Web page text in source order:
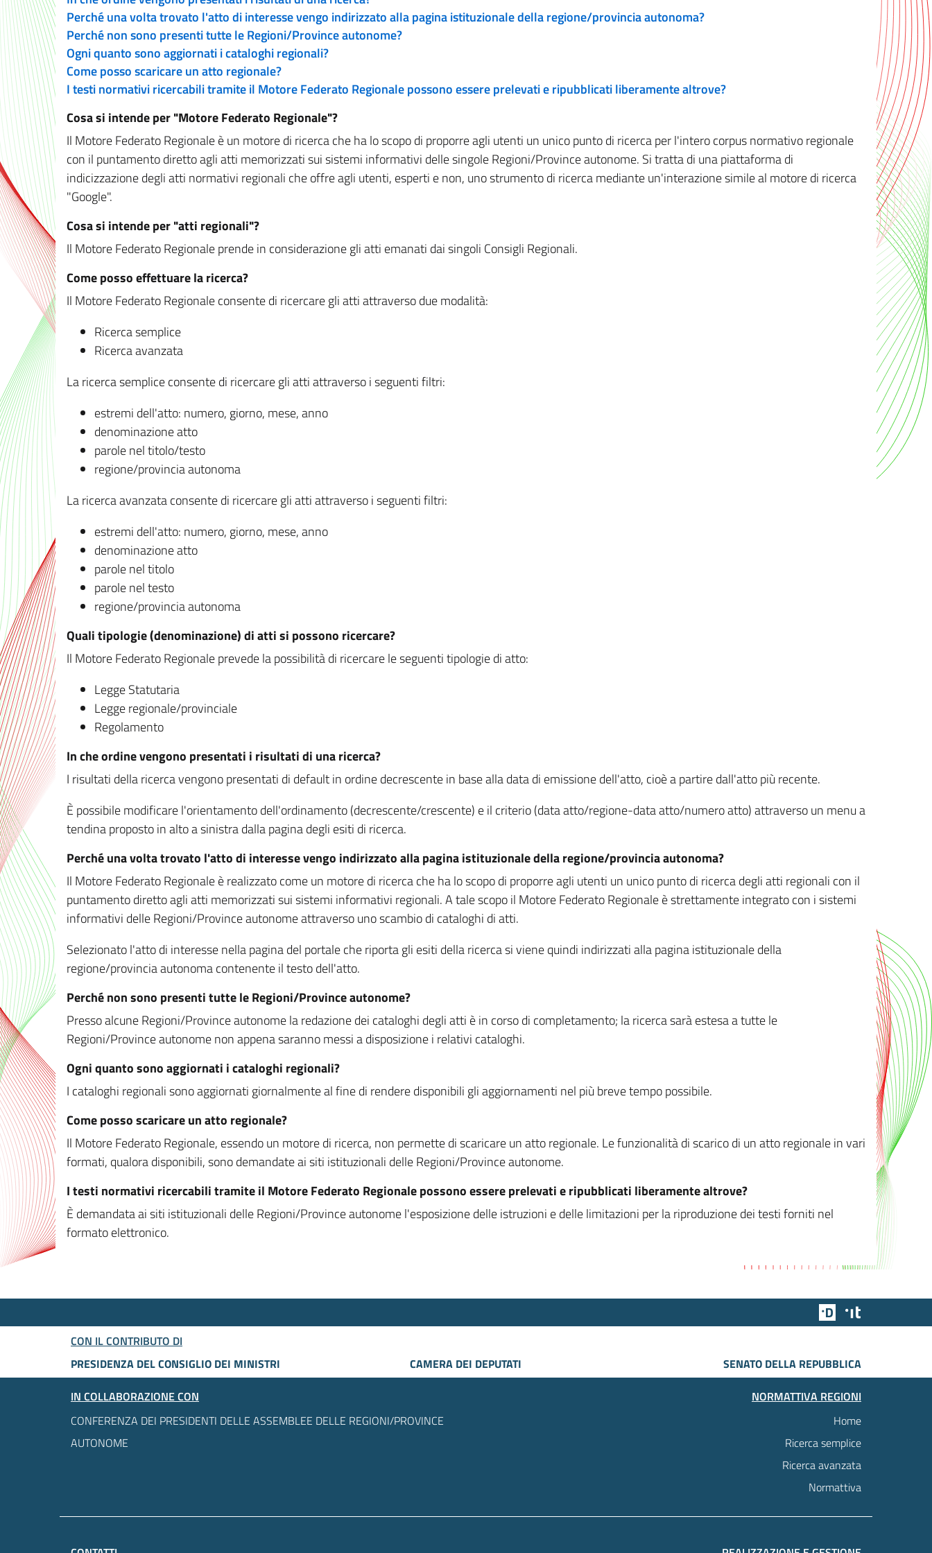
Perché una volta trovato l'atto di interesse vengo indirizzato alla pagina istituzionale della regione/provincia autonoma?
Perché non sono presenti tutte le Regioni/Province autonome?
Ogni quanto sono aggiornati i cataloghi regionali?
Come posso scaricare un atto regionale?
I testi normativi ricercabili tramite il Motore Federato Regionale possono essere prelevati e ripubblicati liberamente altrove?
Cosa si intende per "Motore Federato Regionale"?
Il Motore Federato Regionale è un motore di ricerca che ha lo scopo di proporre agli utenti un unico punto di ricerca per l'intero corpus normativo regionale
con il puntamento diretto agli atti memorizzati sui sistemi informativi delle singole Regioni/Province autonome. Si tratta di una piattaforma di
indicizzazione degli atti normativi regionali che offre agli utenti, esperti e non, uno strumento di ricerca mediante un'interazione simile al motore di ricerca
"Google".
Cosa si intende per "atti regionali"?
Il Motore Federato Regionale prende in considerazione gli atti emanati dai singoli Consigli Regionali.
Come posso effettuare la ricerca?
Il Motore Federato Regionale consente di ricercare gli atti attraverso due modalità:
Ricerca semplice
Ricerca avanzata
La ricerca semplice consente di ricercare gli atti attraverso i seguenti filtri:
estremi dell'atto: numero, giorno, mese, anno
denominazione atto
parole nel titolo/testo
regione/provincia autonoma
La ricerca avanzata consente di ricercare gli atti attraverso i seguenti filtri:
estremi dell'atto: numero, giorno, mese, anno
denominazione atto
parole nel titolo
parole nel testo
regione/provincia autonoma
Quali tipologie (denominazione) di atti si possono ricercare?
Il Motore Federato Regionale prevede la possibilità di ricercare le seguenti tipologie di atto:
Legge Statutaria
Legge regionale/provinciale
Regolamento
In che ordine vengono presentati i risultati di una ricerca?
I risultati della ricerca vengono presentati di default in ordine decrescente in base alla data di emissione dell'atto, cioè a partire dall'atto più recente.
È possibile modificare l'orientamento dell'ordinamento (decrescente/crescente) e il criterio (data atto/regione-data atto/numero atto) attraverso un menu a
tendina proposto in alto a sinistra dalla pagina degli esiti di ricerca.
Perché una volta trovato l'atto di interesse vengo indirizzato alla pagina istituzionale della regione/provincia autonoma?
Il Motore Federato Regionale è realizzato come un motore di ricerca che ha lo scopo di proporre agli utenti un unico punto di ricerca degli atti regionali con il
puntamento diretto agli atti memorizzati sui sistemi informativi regionali. A tale scopo il Motore Federato Regionale è strettamente integrato con i sistemi
informativi delle Regioni/Province autonome attraverso uno scambio di cataloghi di atti.
Selezionato l'atto di interesse nella pagina del portale che riporta gli esiti della ricerca si viene quindi indirizzati alla pagina istituzionale della
regione/provincia autonoma contenente il testo dell'atto.
Perché non sono presenti tutte le Regioni/Province autonome?
Presso alcune Regioni/Province autonome la redazione dei cataloghi degli atti è in corso di completamento; la ricerca sarà estesa a tutte le
Regioni/Province autonome non appena saranno messi a disposizione i relativi cataloghi.
Ogni quanto sono aggiornati i cataloghi regionali?
I cataloghi regionali sono aggiornati giornalmente al fine di rendere disponibili gli aggiornamenti nel più breve tempo possibile.
Come posso scaricare un atto regionale?
Il Motore Federato Regionale, essendo un motore di ricerca, non permette di scaricare un atto regionale. Le funzionalità di scarico di un atto regionale in vari
formati, qualora disponibili, sono demandate ai siti istituzionali delle Regioni/Province autonome.
I testi normativi ricercabili tramite il Motore Federato Regionale possono essere prelevati e ripubblicati liberamente altrove?
È demandata ai siti istituzionali delle Regioni/Province autonome l'esposizione delle istruzioni e delle limitazioni per la riproduzione dei testi forniti nel
formato elettronico.
Team Digitale
CON IL CONTRIBUTO DI
PRESIDENZA DEL CONSIGLIO DEI MINISTRI
CAMERA DEI DEPUTATI
SENATO DELLA REPUBBLICA
IN COLLABORAZIONE CON
CONFERENZA DEI PRESIDENTI DELLE ASSEMBLEE DELLE REGIONI/PROVINCE
AUTONOME
NORMATTIVA REGIONI
Home
Ricerca semplice
Ricerca avanzata
Normattiva